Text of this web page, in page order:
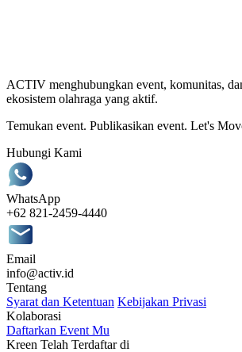
ACTIV menghubungkan event, komunitas,
ekosistem olahraga yang aktif.
Temukan event. Publikasikan event. Let's
Hubungi Kami
WhatsApp
+62 821-2459-4440
Email
info@activ.id
Tentang
Syarat dan Ketentuan Kebijakan Privasi
Kolaborasi
Daftarkan Event Mu
Kreen Telah Terdaftar di